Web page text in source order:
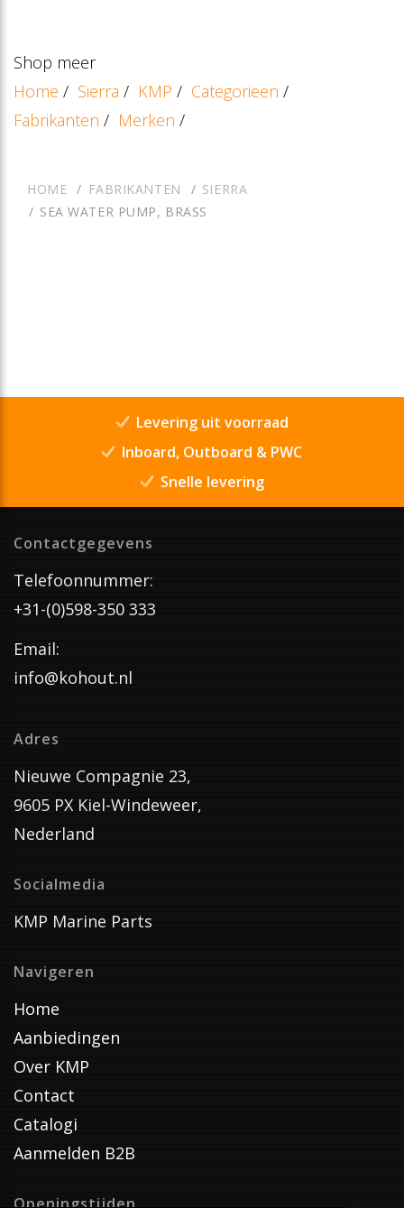
Shop meer
Home / Sierra / KMP / Categorieën /
Fabrikanten / Merken /
HOME FABRIKANTEN
SIERRA
SEA WATER PUMP, BRASS
Levering uit voorraad
Inboard, Outboard & PWC
Snelle levering
Contactgegevens
Telefoonnummer:
+31-(0)598-350 333
Email:
info@kohout.nl
Adres
Nieuwe Compagnie 23,
9605 PX Kiel-Windeweer,
Nederland
Socialmedia
KMP Marine Parts
Navigeren
Home
Aanbiedingen
Over KMP
Contact
Catalogi
Aanmelden B2B
Openingstijden